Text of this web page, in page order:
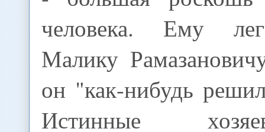
человека. Ему
Малику
он "как-нибудь
Истинные